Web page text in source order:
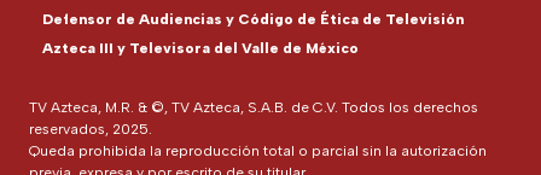
TV Azteca, M.R. & ©, TV Azteca, S.A.B. de C.V. Todos los derechos
reservados, 2025.
Queda prohibida la reproducción total o parcial sin la autorización
Defensor de Audiencias y Código de Ética de Televisión
Azteca III y Televisora del Valle de México